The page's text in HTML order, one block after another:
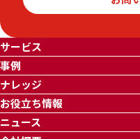
サービス
事例
ナレッジ
お役立ち情報
ニュース